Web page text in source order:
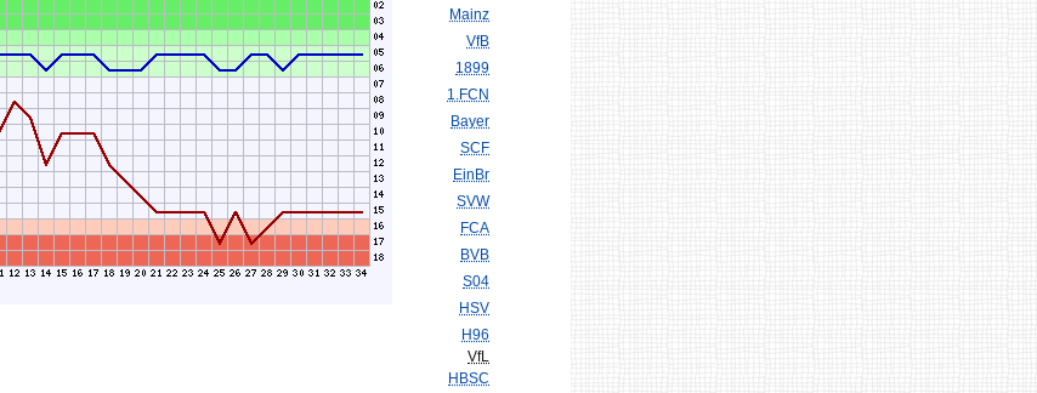
Mainz
VfB
1899
1.FCN
Bayer
SCF
EinBr
SVW
FCA
BVB
S04
HSV
H96
VfL
HBSC